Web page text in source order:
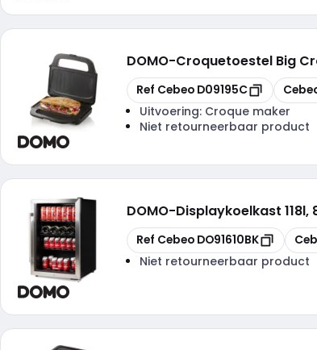
DOMO-Croquetoestel Big
Kopiëren
Ref Cebeo D09195C
Uitvoering: Croque maker
Niet retourneerbaar product
DOMO-Displaykoelkast
Kopiëren
Ref Cebeo DO91610BK
Niet retourneerbaar product